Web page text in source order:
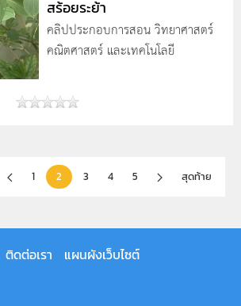
สร้อยระย้า
คลิปประกอบการสอน วิทยาศาสตร์
คณิตศาสตร์ และเทคโนโลยี
1 2 3 4 5 สุดท้าย
ติดต่อเรา
แผนผังเว็บไซต์